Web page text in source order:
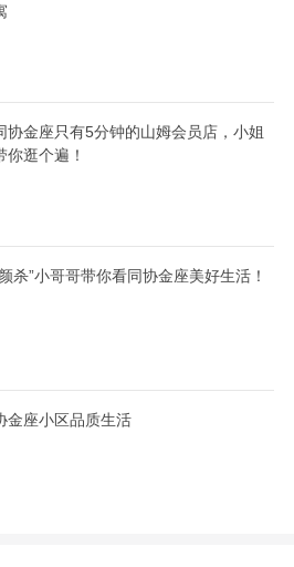
协金座只有5分钟的山姆会员店，小姐
你逛个遍！
杀”小哥哥带你看同协金座美好生活！
金座小区品质生活